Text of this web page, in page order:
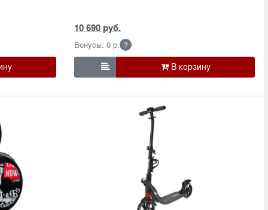
10 690 руб.
Бонусы: 0 р. ?
